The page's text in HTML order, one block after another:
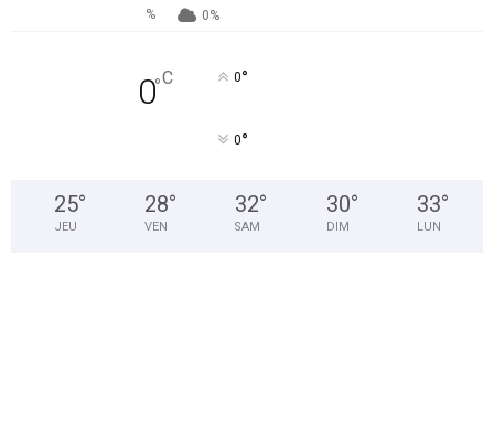
% 0%
0°C 0°
0°
25°
JEU
28°
VEN
32°
SAM
30°
DIM
33°
LUN